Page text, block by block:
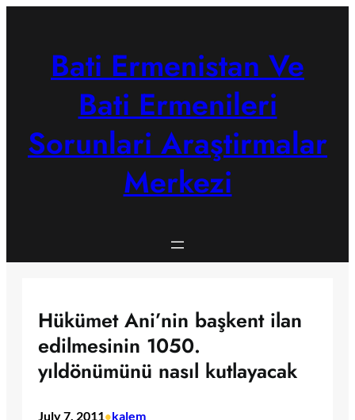
Bati Ermenistan Ve
Bati Ermenileri
Sorunlari Araştirmalar
Merkezi
Hükümet Ani’nin başkent ilan
edilmesinin 1050.
yıldönümünü nasıl kutlayacak
July 7, 2011•kalem